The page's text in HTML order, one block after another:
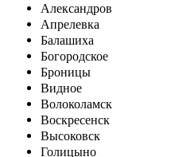
Александров
Апрелевка
Балашиха
Богородское
Броницы
Видное
Волоколамск
Воскресенск
Высоковск
Голицыно